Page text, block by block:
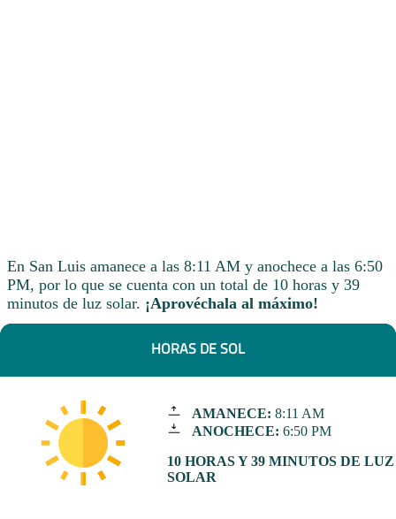
En San Luis amanece a las 8:11 AM y anochece a las 6:50
PM, por lo que se cuenta con un total de 10 horas y 39
minutos de luz solar. ¡Aprovéchala al máximo!
HORAS DE SOL
AMANECE: 8:11 AM
ANOCHECE: 6:50 PM
10 HORAS Y 39 MINUTOS DE LUZ
SOLAR